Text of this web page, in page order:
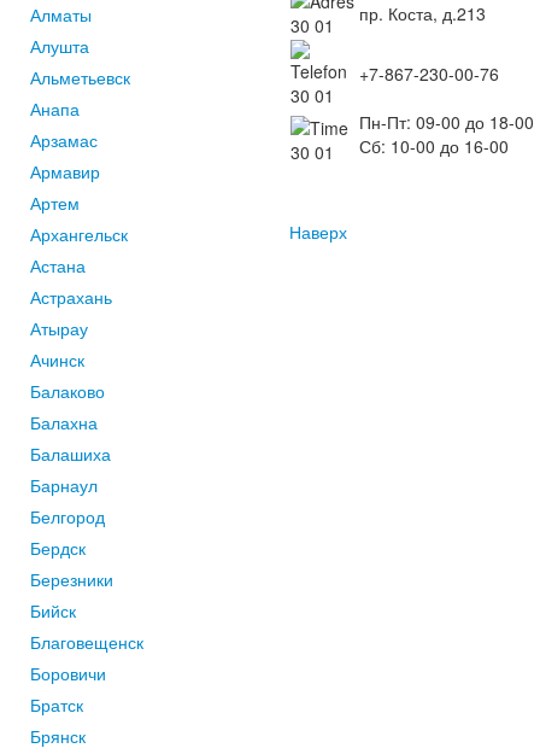
Алматы
Алушта
Альметьевск
Анапа
Арзамас
Армавир
Артем
Архангельск
Астана
Астрахань
Атырау
Ачинск
Балаково
Балахна
Балашиха
Барнаул
Белгород
Бердск
Березники
Бийск
Благовещенск
Боровичи
Братск
Брянск
пр. Коста, д.213
+7-867-230-00-76
Пн-Пт: 09-00 до 18-00
Сб: 10-00 до 16-00
Наверх